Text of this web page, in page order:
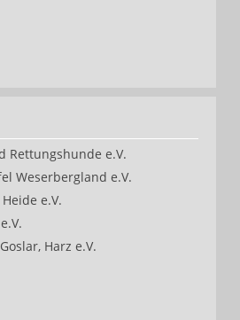
Rettungshunde e.V.
Weserbergland e.V.
e.V.
Harz e.V.